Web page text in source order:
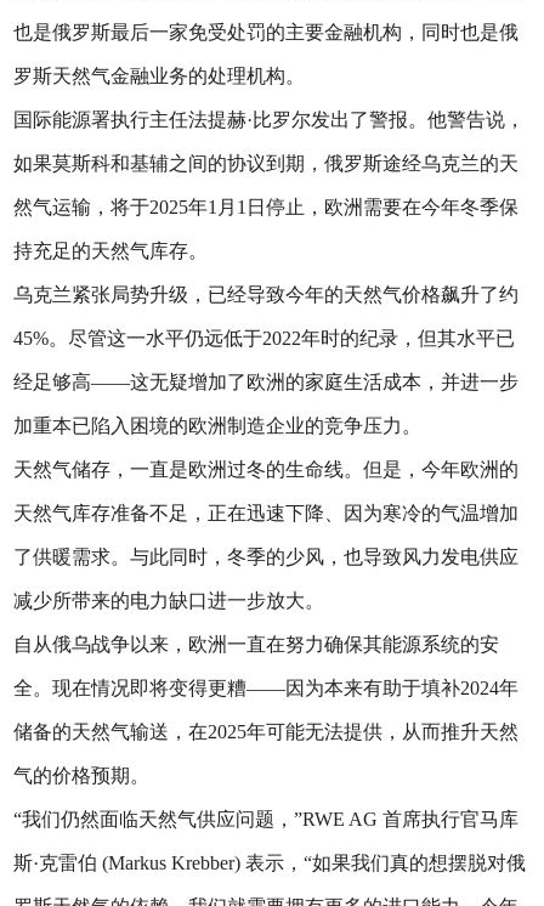
也是俄罗斯最后一家免受处罚的主要金融机构，同时也是俄
罗斯天然气金融业务的处理机构。
国际能源署执行主任法提赫·比罗尔发出了警报。他警告说，
如果莫斯科和基辅之间的协议到期，俄罗斯途经乌克兰的天
然气运输，将于2025年1月1日停止，欧洲需要在今年冬季保
持充足的天然气库存。
乌克兰紧张局势升级，已经导致今年的天然气价格飙升了约
45%。尽管这一水平仍远低于2022年时的纪录，但其水平已
经足够高——这无疑增加了欧洲的家庭生活成本，并进一步
加重本已陷入困境的欧洲制造企业的竞争压力。
天然气储存，一直是欧洲过冬的生命线。但是，今年欧洲的
天然气库存准备不足，正在迅速下降、因为寒冷的气温增加
了供暖需求。与此同时，冬季的少风，也导致风力发电供应
减少所带来的电力缺口进一步放大。
自从俄乌战争以来，欧洲一直在努力确保其能源系统的安
全。现在情况即将变得更糟——因为本来有助于填补2024年
储备的天然气输送，在2025年可能无法提供，从而推升天然
气的价格预期。
“我们仍然面临天然气供应问题，”RWE AG 首席执行官马库
斯·克雷伯 (Markus Krebber) 表示，“如果我们真的想摆脱对俄